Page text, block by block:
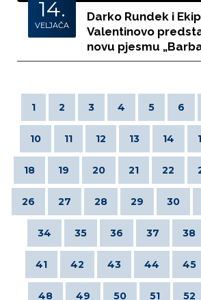
14.
VELJAČA
Darko Rundek i
Valentinovo
novu pjesmu
1 2 3 4 5 6
10 11 12 13 14
18 19 20 21 22
26 27 28 29 30
34 35 36 37 38
41 42 43 44 45
48 49 50 51 52